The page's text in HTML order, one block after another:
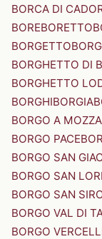
BORCA DI
BOREBORETTO
BORGETTO
BORGHETTO DI
BORGHETTO
BORGHIBORGIA
BORGO A
BORGO PACE
BORGO SAN
BORGO SAN
BORGO SAN
BORGO VAL DI
BORGO